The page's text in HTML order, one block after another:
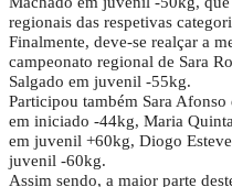
regionais das respetivas
Finalmente, deve-se realçar a
campeonato regional de Sara
Salgado em juvenil -55kg.
Participou também Sara
em iniciado -44kg, Maria
em juvenil +60kg, Diogo
juvenil -60kg.
Assim sendo, a maior parte